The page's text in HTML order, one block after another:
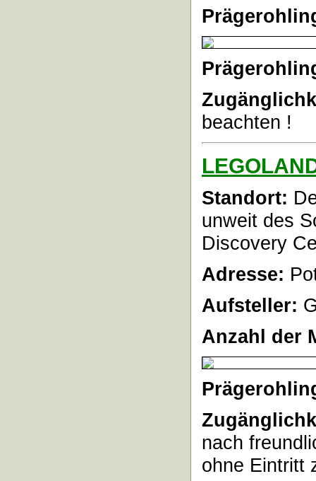
beachten !
Standort:
unweit des
Discovery
Adresse:
Aufsteller:
Anzahl der
nach
ohne Eintritt